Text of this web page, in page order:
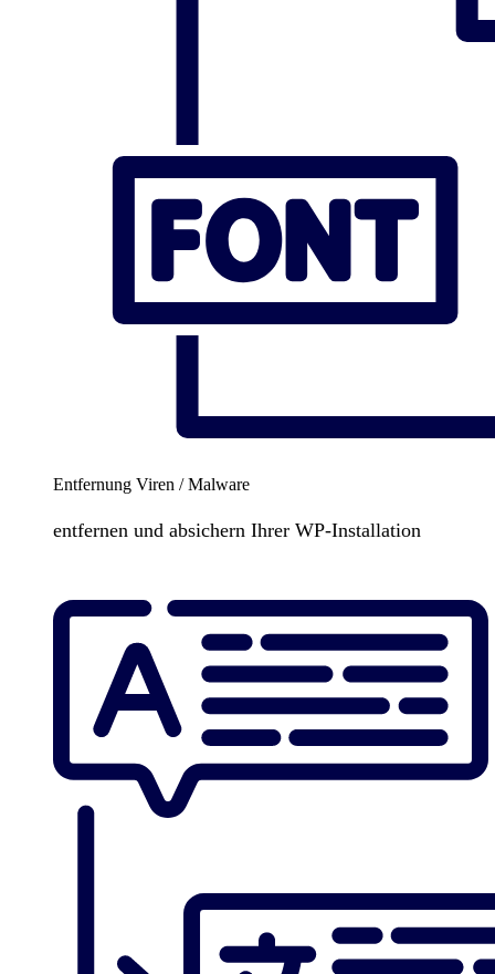
Entfernung Viren / Malware
entfernen und absichern Ihrer WP-Installation